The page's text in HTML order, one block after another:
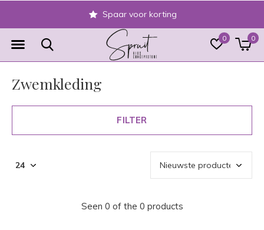
0 0
Spaar voor korting
Zwemkleding
FILTER
Seen 0 of the 0 products